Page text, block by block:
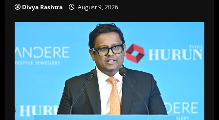
Divya Rashtra August 9, 2026